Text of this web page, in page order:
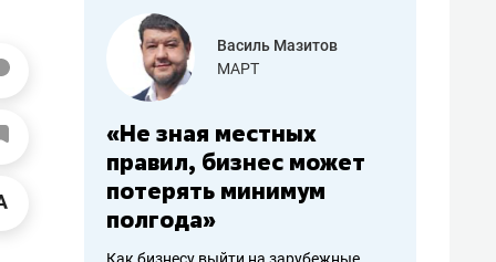
работа
Василь Мазитов
МАРТ
«Не зная местных
правил, бизнес может
потерять минимум
полгода»